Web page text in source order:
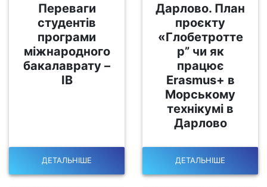
Переваги
студентів
програми
міжнародного
бакалаврату –
ІВ
ДЕТАЛЬНІШЕ
Дарлово. План
проєкту
«Глобетротте
р” чи як
працює
Erasmus+ в
Морському
технікумі в
Дарлово
ДЕТАЛЬНІШЕ